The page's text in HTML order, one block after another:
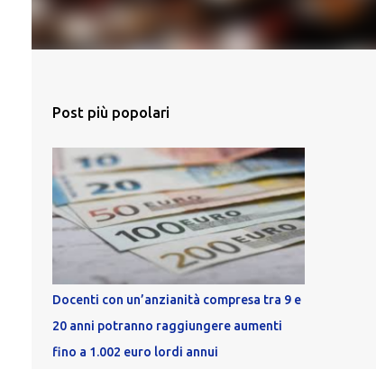
Post più popolari
Docenti con un’anzianità compresa tra 9 e
20 anni potranno raggiungere aumenti
fino a 1.002 euro lordi annui